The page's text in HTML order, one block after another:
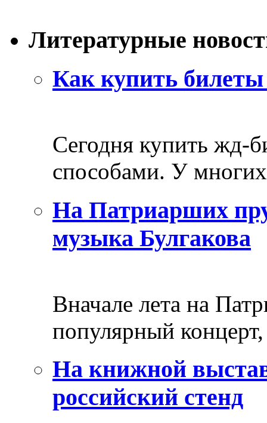
Литературные
Как купить билеты
Сегодня купить жд-
способами. У
На Патриарших
музыка Булгакова
Вначале лета на
популярный
На книжной
российский стенд